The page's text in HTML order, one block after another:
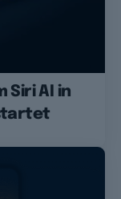
Siri AI in